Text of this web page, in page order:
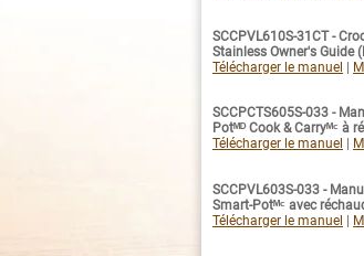
SCCPVL610S-31CT -
Stainless Owner's Guide
Télécharger le manuel
SCCPCTS605S-033 -
Potᴹᴰ Cook & Carryᴹᶜ à
Télécharger le manuel
SCCPVL603S-033 -
Smart-Potᴹᶜ avec
Télécharger le manuel |